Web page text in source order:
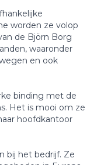
worden ze volop
de Björn Borg
waaronder
en ook
binding met de
Het is mooi om ze
hoofdkantoor
bij het bedrijf. Ze